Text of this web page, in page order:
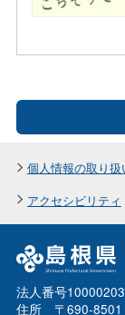
個人情報の取り扱
アクセシビリティ
法人番号
住所 〒690-8501